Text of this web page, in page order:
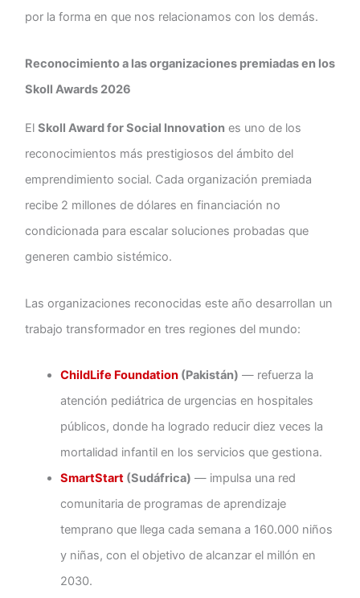
por la forma en que nos relacionamos con los demás.
Reconocimiento a las organizaciones premiadas en los
Skoll Awards 2026
El Skoll Award for Social Innovation es uno de los
reconocimientos más prestigiosos del ámbito del
emprendimiento social. Cada organización premiada
recibe 2 millones de dólares en financiación no
condicionada para escalar soluciones probadas que
generen cambio sistémico.
Las organizaciones reconocidas este año desarrollan un
trabajo transformador en tres regiones del mundo:
ChildLife Foundation(Pakistán) — refuerza la
atención pediátrica de urgencias en hospitales
públicos, donde ha logrado reducir diez veces la
mortalidad infantil en los servicios que gestiona.
SmartStart(Sudáfrica) — impulsa una red
comunitaria de programas de aprendizaje
temprano que llega cada semana a 160.000 niños
y niñas, con el objetivo de alcanzar el millón en
2030.